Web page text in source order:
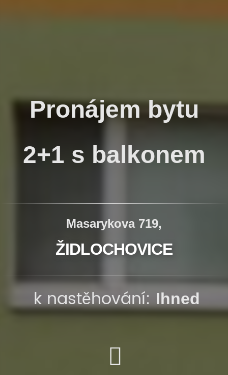
Pronájem bytu
2+1 s balkonem
Masarykova 719,
ŽIDLOCHOVICE
k nastěhování:Ihned